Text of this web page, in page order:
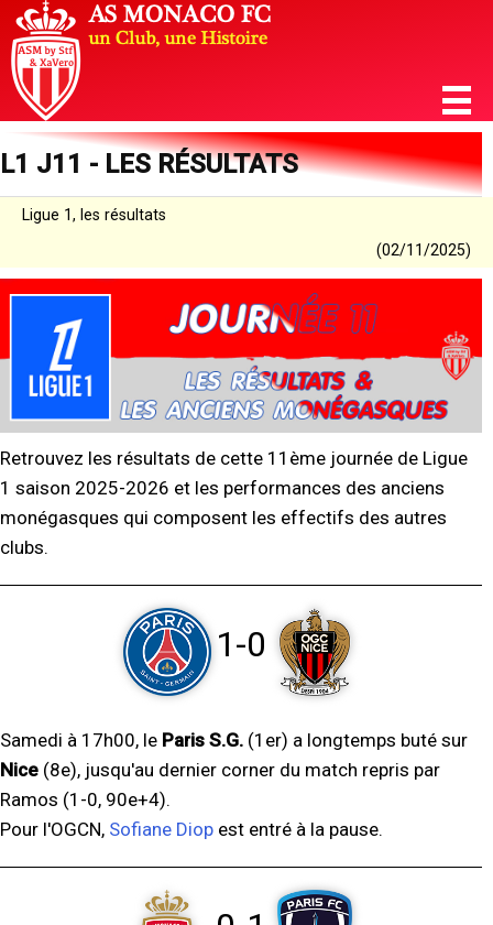
L1 J11 - LES RÉSULTATS
Ligue 1, les résultats
(02/11/2025)
Retrouvez les résultats de cette 11ème journée de Ligue
1 saison 2025-2026 et les performances des anciens
monégasques qui composent les effectifs des autres
clubs.
1-0
Samedi à 17h00, le Paris S.G. (1er) a longtemps buté sur
Nice (8e), jusqu'au dernier corner du match repris par
Ramos (1-0, 90e+4).
Pour l'OGCN, Sofiane Diop est entré à la pause.